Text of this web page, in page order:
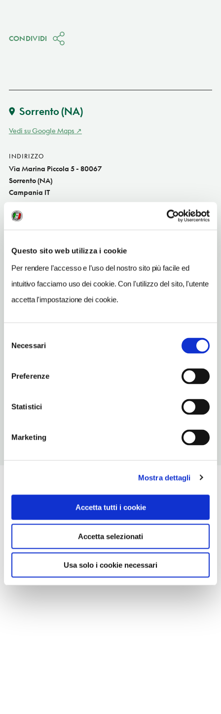
Questo sito web utilizza i cookie
Per rendere l’accesso e l’uso del nostro sito più facile ed
intuitivo facciamo uso dei cookie. Con l'utilizzo del sito, l'utente
accetta l'impostazione dei cookie.
delNecessari
Preferenze
Statistici
Marketing
Mostra dettagli
Accetta tutti i cookie
Accetta selezionati
Usa solo i cookie necessari
CONDIVIDI
Sorrento(NA)
Vedi su Google Maps
INDIRIZZO
Via Marina Piccola 5 - 80067
Sorrento (NA)
Campania IT
SITO WEB
www.ristorantevelabianca.com
info@ristorantevelabianca.com
0818781144
ORARI DI APERTURA
Chiusura: gennaio chiuso seconda metà, febbraio chiuso prima
periodo variabile